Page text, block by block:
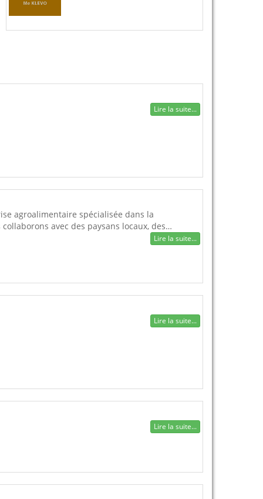
Lire la suite...
agroalimentaire spécialisée dans la
avec des paysans locaux, des…
Lire la suite...
Lire la suite...
Lire la suite...